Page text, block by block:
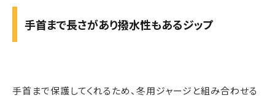
手首まで長さがあり撥水性もあるジップ
手首まで保護してくれるため、冬用ジャージと組み合わせる